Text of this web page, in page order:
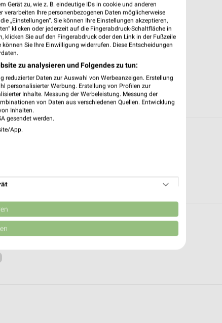
zu, wie z. B. eindeutige IDs in cookie und anderen
verarbeiten Ihre personenbezogenen Daten möglicherweise
„Einstellungen“. Sie können Ihre Einstellungen akzeptieren,
klicken oder jederzeit auf die Fingerabdruck-Schaltfläche in
klicken Sie auf den Fingerabdruck oder den Link in der Fußzeile
Sie Ihre Einwilligung widerrufen. Diese Entscheidungen
zu analysieren und Folgendes zu tun:
Daten zur Auswahl von Werbeanzeigen. Erstellung
personalisierter Werbung. Erstellung von Profilen zur
Inhalte. Messung der Werbeleistung. Messung der
von Daten aus verschiedenen Quellen. Entwicklung
Inhalten.
gesendet werden.
App.